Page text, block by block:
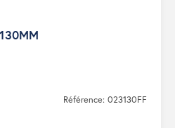
Référence: 023130FF